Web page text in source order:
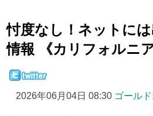
忖度なし！ネットに
情報 《カリフォルニ
2026年06月04日 08:30 ゴール